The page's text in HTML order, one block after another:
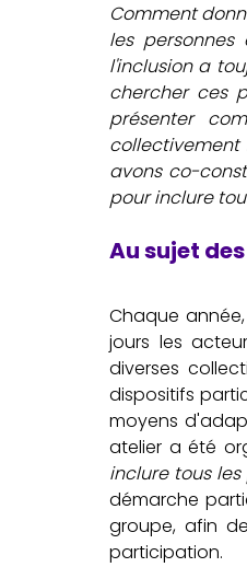
Comment
les
l'inclusion a
chercher ces
présenter
collectivement
avons co-
pour inclure
Au sujet
Chaque
jours les
diverses
dispositifs
moyens
atelier a été
inclure tous les
démarche
groupe, afin
participation.